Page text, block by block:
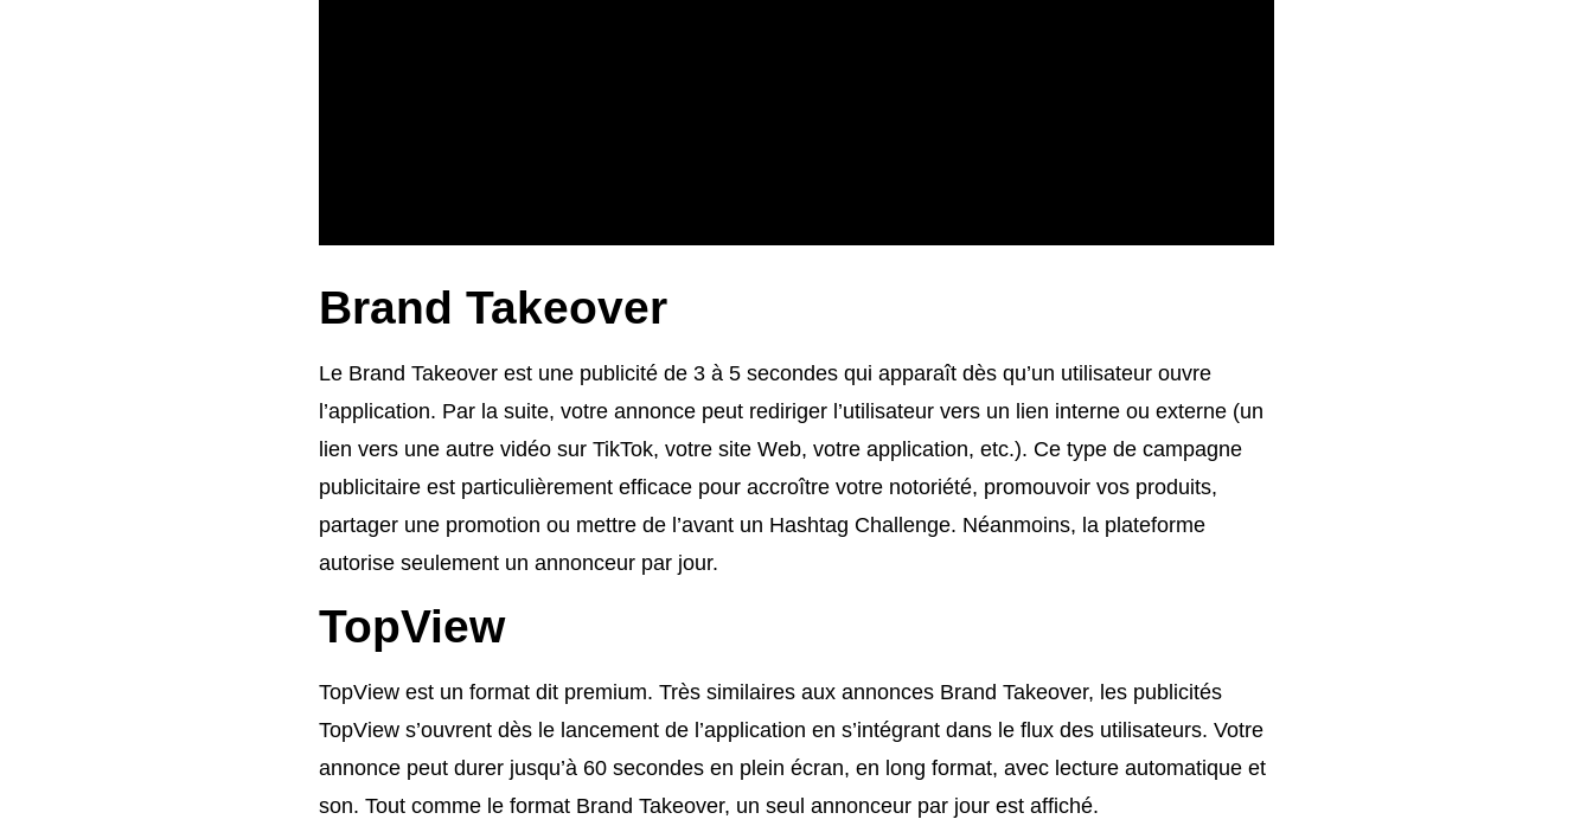
Brand Takeover
Le Brand Takeover est une publicité de 3 à 5 secondes qui apparaît dès qu’un utilisateur ouvre
l’application. Par la suite, votre annonce peut rediriger l’utilisateur vers un lien interne ou externe (un
lien vers une autre vidéo sur TikTok, votre site Web, votre application, etc.). Ce type de campagne
publicitaire est particulièrement efficace pour accroître votre notoriété, promouvoir vos produits,
partager une promotion ou mettre de l’avant un Hashtag Challenge. Néanmoins, la plateforme
autorise seulement un annonceur par jour.
TopView
TopView est un format dit premium. Très similaires aux annonces Brand Takeover, les publicités
TopView s’ouvrent dès le lancement de l’application en s’intégrant dans le flux des utilisateurs. Votre
annonce peut durer jusqu’à 60 secondes en plein écran, en long format, avec lecture automatique et
son. Tout comme le format Brand Takeover, un seul annonceur par jour est affiché.